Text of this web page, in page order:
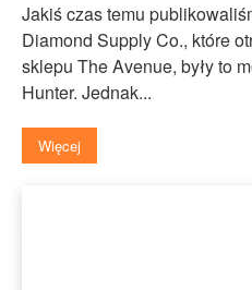
Jakiś czas temu
Diamond Supply Co., które
sklepu The Avenue, były to
Hunter. Jednak...
Więcej